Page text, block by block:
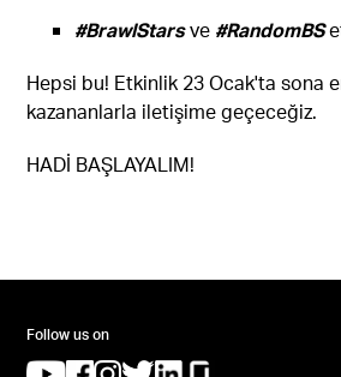
#BrawlStarsve #RandomBS
Hepsi bu! Etkinlik 23 Ocak'ta sona
kazananlarla iletişime geçeceğiz.
HADİ BAŞLAYALIM!
Follow us on
(opens in a new tab)
(opens in a new tab)
(opens in a new tab)
(opens in a new tab)
(opens in a new tab)